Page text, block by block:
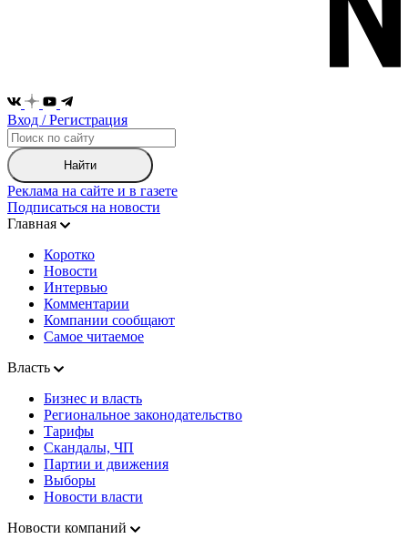
Вход / Регистрация
Найти
Реклама на сайте и в газете
Подписаться на новости
Главная
Коротко
Новости
Интервью
Комментарии
Компании сообщают
Самое читаемое
Власть
Бизнес и власть
Региональное законодательство
Тарифы
Скандалы, ЧП
Партии и движения
Выборы
Новости власти
Новости компаний